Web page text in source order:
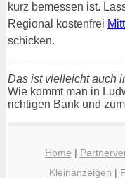
kurz bemessen ist.
Regional kostenfrei
schicken.
Das ist vielleicht auch
Wie kommt man in
richtigen Bank und zum
Home |
Kleinanzeigen |